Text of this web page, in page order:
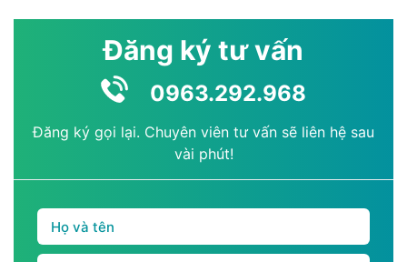
Đăng ký tư vấn
0963.292.968
Đăng ký gọi lại. Chuyên viên tư vấn sẽ liên hệ sau
vài phút!